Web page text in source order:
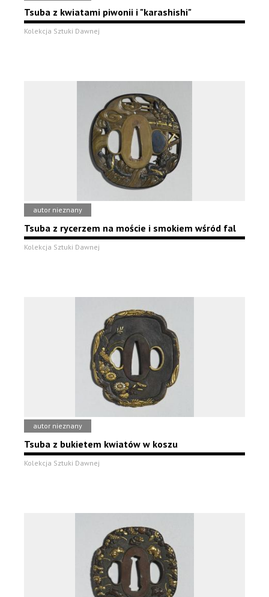
Tsuba z kwiatami piwonii i "karashishi"
Kolekcja Sztuki Dawnej
autor nieznany
Tsuba z rycerzem na moście i smokiem wśród fal
Kolekcja Sztuki Dawnej
autor nieznany
Tsuba z bukietem kwiatów w koszu
Kolekcja Sztuki Dawnej